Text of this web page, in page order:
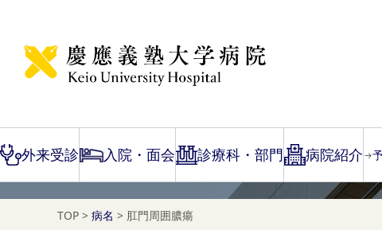
外来受診 入院・面会 診療科・部門 病院紹介
Disease Name Search
TOP > 病名 > 肛門周囲膿瘍